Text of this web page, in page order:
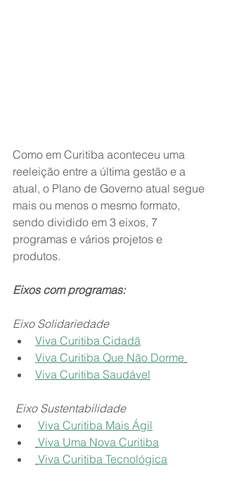
Como em Curitiba aconteceu uma
reeleição entre a última gestão e a
atual, o Plano de Governo atual segue
mais ou menos o mesmo formato,
sendo dividido em 3 eixos, 7
programas e vários projetos e
produtos.
Eixos com programas:
Eixo Solidariedade
Viva Curitiba Cidadã
Viva Curitiba Que Não Dorme
Viva Curitiba Saudável
Eixo Sustentabilidade
Viva Curitiba Mais Ágil
Viva Uma Nova Curitiba
Viva Curitiba Tecnológica